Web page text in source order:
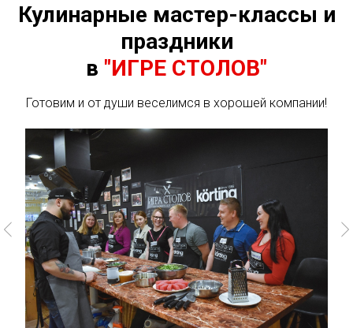
Кулинарные мастер-классы и
праздники
в "ИГРЕ СТОЛОВ"
Готовим и от души веселимся в хорошей компании!